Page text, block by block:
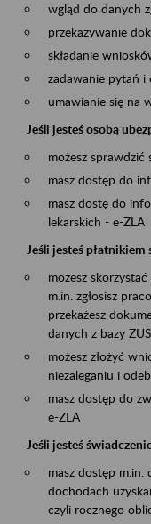
wgląd do danych
przekazywanie
składanie
zadawanie pytań i
umawianie się na
Jeśli jesteś osobą
możesz sprawdzić
masz dostęp do
masz dostę do
lekarskich - e-ZLA
Jeśli jesteś płatnikiem
możesz
m.in. zgłosisz
przekażesz
danych z bazy ZUS,
możesz złożyć
niezaleganiu i
masz dostęp do
e-ZLA
Jeśli jesteś
masz dostęp
dochodach
czyli rocznego